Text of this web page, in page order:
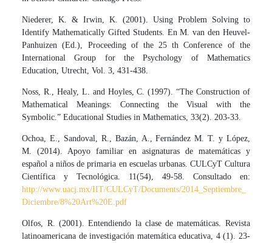
Niederer, K. & Irwin, K. (2001). Using Problem Solving to
Identify Mathematically Gifted Students. En M. van den Heuvel-
Panhuizen (Ed.), Proceeding of the 25 th Conference of the
International Group for the Psychology of Mathematics
Education, Utrecht, Vol. 3, 431-438.
Noss, R., Healy, L. and Hoyles, C. (1997). “The Construction of
Mathematical Meanings: Connecting the Visual with the
Symbolic.” Educational Studies in Mathematics, 33(2). 203-33.
Ochoa, E., Sandoval, R., Bazán, A., Fernández M. T. y López,
M. (2014). Apoyo familiar en asignaturas de matemáticas y
español a niños de primaria en escuelas urbanas. CULCyT Cultura
Científica y Tecnológica. 11(54), 49-58. Consultado en:
http://www.uacj.mx/IIT/CULCyT/Documents/2014_Septiembre_
Diciembre/8%20Art%20E.pdf
Olfos, R. (2001). Entendiendo la clase de matemáticas. Revista
latinoamericana de investigación matemática educativa, 4 (1). 23-